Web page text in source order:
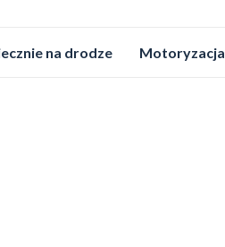
na drodze Motoryzacja